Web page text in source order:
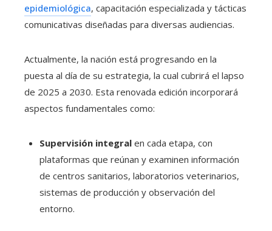
epidemiológica, capacitación especializada y tácticas
comunicativas diseñadas para diversas audiencias.
Actualmente, la nación está progresando en la
puesta al día de su estrategia, la cual cubrirá el lapso
de 2025 a 2030. Esta renovada edición incorporará
aspectos fundamentales como:
Supervisión integral en cada etapa, con
plataformas que reúnan y examinen información
de centros sanitarios, laboratorios veterinarios,
sistemas de producción y observación del
entorno.